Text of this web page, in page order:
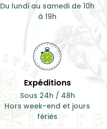
Du lundi au samedi de 10h
à 19h
Expéditions
Sous 24h / 48h
Hors week-end et jours
fériés